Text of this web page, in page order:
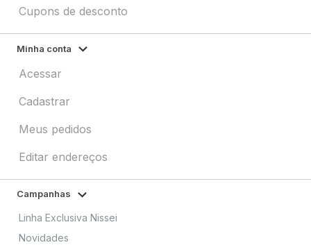
Cupons de desconto
Minha conta
Acessar
Cadastrar
Meus pedidos
Editar endereços
Campanhas
Linha Exclusiva Nissei
Novidades